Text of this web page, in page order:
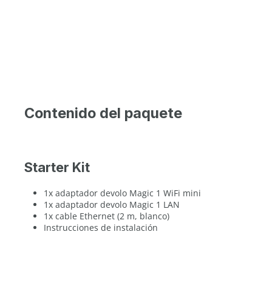
Contenido del paquete
Starter Kit
1x adaptador devolo Magic 1 WiFi mini
1x adaptador devolo Magic 1 LAN
1x cable Ethernet (2 m, blanco)
Instrucciones de instalación